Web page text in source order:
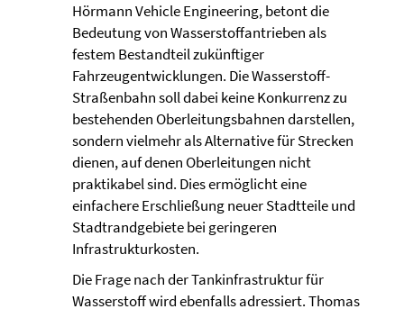
Hörmann Vehicle Engineering, betont die
Bedeutung von Wasserstoffantrieben als
festem Bestandteil zukünftiger
Fahrzeugentwicklungen. Die Wasserstoff-
Straßenbahn soll dabei keine Konkurrenz zu
bestehenden Oberleitungsbahnen darstellen,
sondern vielmehr als Alternative für Strecken
dienen, auf denen Oberleitungen nicht
praktikabel sind. Dies ermöglicht eine
einfachere Erschließung neuer Stadtteile und
Stadtrandgebiete bei geringeren
Infrastrukturkosten.
Die Frage nach der Tankinfrastruktur für
Wasserstoff wird ebenfalls adressiert. Thomas